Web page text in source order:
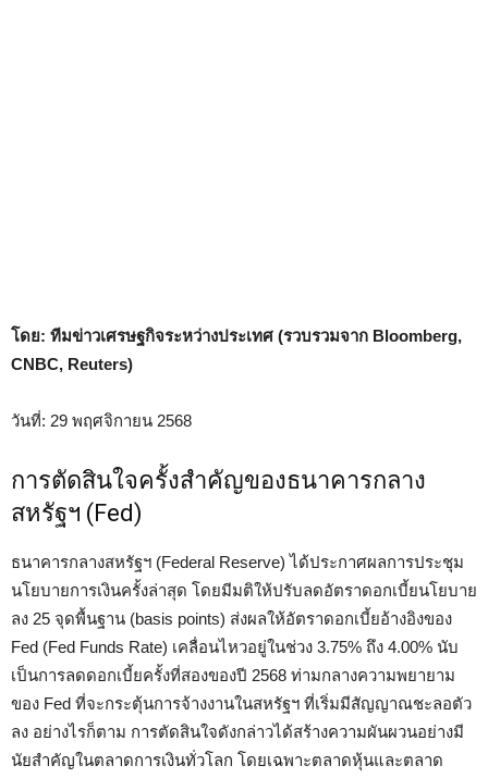
โดย: ทีมข่าวเศรษฐกิจระหว่างประเทศ (รวบรวมจาก Bloomberg,
CNBC, Reuters)
วันที่: 29 พฤศจิกายน 2568
การตัดสินใจครั้งสำคัญของธนาคารกลาง
สหรัฐฯ (Fed)
ธนาคารกลางสหรัฐฯ (Federal Reserve) ได้ประกาศผลการประชุม
นโยบายการเงินครั้งล่าสุด โดยมีมติให้ปรับลดอัตราดอกเบี้ยนโยบาย
ลง 25 จุดพื้นฐาน (basis points) ส่งผลให้อัตราดอกเบี้ยอ้างอิงของ
Fed (Fed Funds Rate) เคลื่อนไหวอยู่ในช่วง 3.75% ถึง 4.00% นับ
เป็นการลดดอกเบี้ยครั้งที่สองของปี 2568 ท่ามกลางความพยายาม
ของ Fed ที่จะกระตุ้นการจ้างงานในสหรัฐฯ ที่เริ่มมีสัญญาณชะลอตัว
ลง อย่างไรก็ตาม การตัดสินใจดังกล่าวได้สร้างความผันผวนอย่างมี
นัยสำคัญในตลาดการเงินทั่วโลก โดยเฉพาะตลาดหุ้นและตลาด